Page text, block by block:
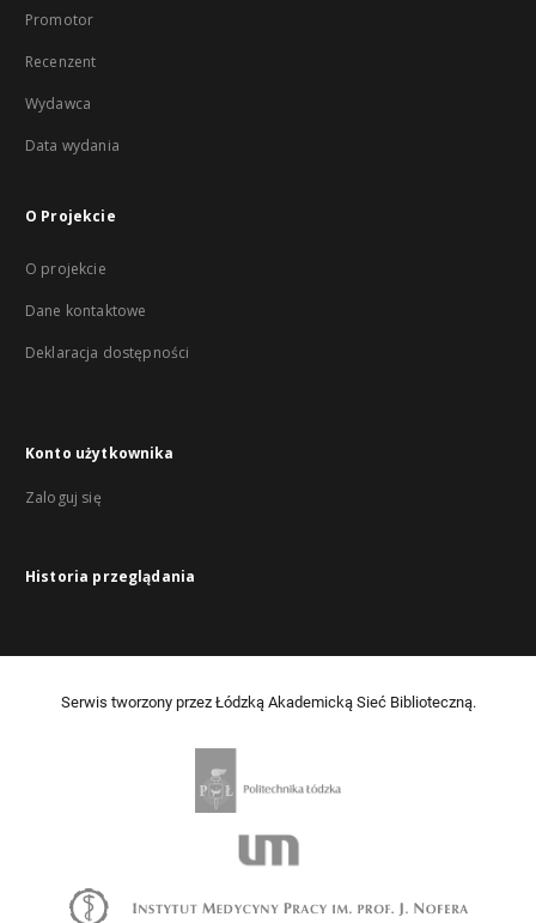
Promotor
Recenzent
Wydawca
Data wydania
O Projekcie
O projekcie
Dane kontaktowe
Deklaracja dostępności
Konto użytkownika
Zaloguj się
Historia przeglądania
Serwis tworzony przez Łódzką Akademicką Sieć Biblioteczną.